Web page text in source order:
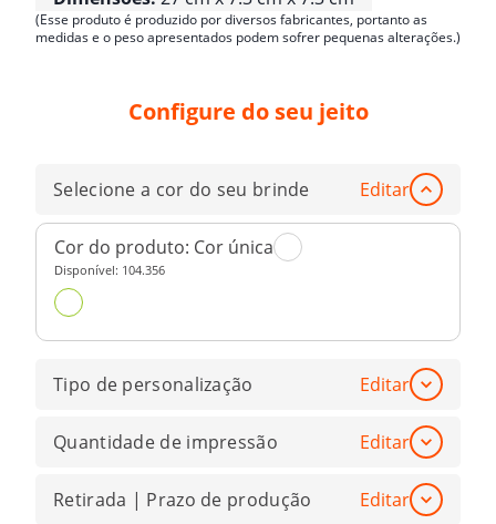
(Esse produto é produzido por diversos fabricantes, portanto as
medidas e o peso apresentados podem sofrer pequenas alterações.)
Configure do seu jeito
Selecione a cor do seu brinde Editar
Cor do produto: Cor única
Disponível: 104.356
Tipo de personalização Editar
Quantidade de impressão Editar
Retirada | Prazo de produção Editar